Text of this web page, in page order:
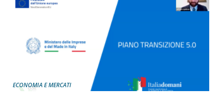
ECONOMIA E MERCATI